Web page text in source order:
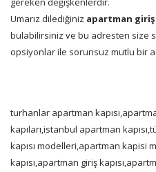
Umarız dilediğiniz apartman giriş
bulabilirsiniz ve bu adresten size
opsiyonlar ile sorunsuz mutlu bir
turhanlar apartman
kapıları,istanbul apartman
kapısı modelleri,apartman kapisi
kapısı,apartman giriş